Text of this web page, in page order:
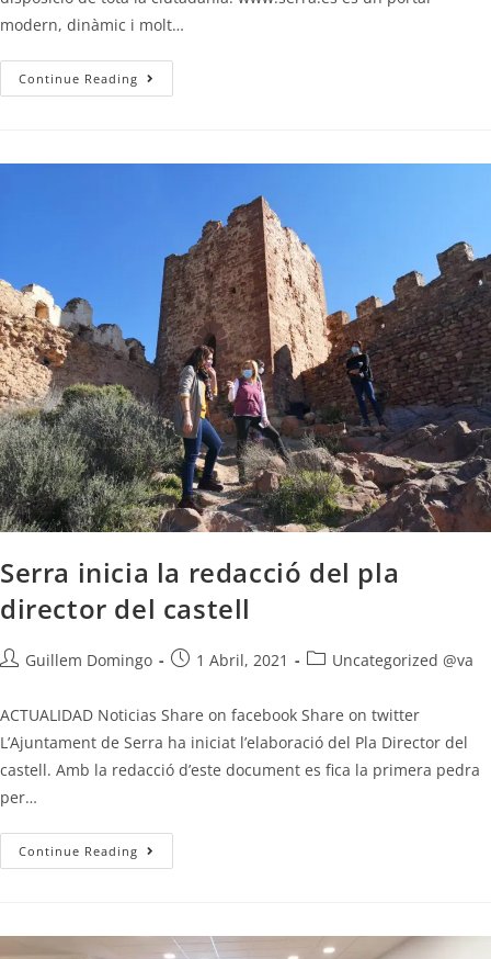
modern, dinàmic i molt…
Continue Reading
Serra inicia la redacció del pla
director del castell
Guillem Domingo 1 Abril, 2021 Uncategorized @va
ACTUALIDAD Noticias Share on facebook Share on twitter
L’Ajuntament de Serra ha iniciat l’elaboració del Pla Director del
castell. Amb la redacció d’este document es fica la primera pedra
per…
Continue Reading